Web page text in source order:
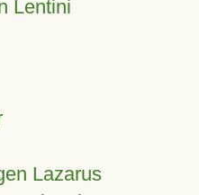
Lentini
Lazarus